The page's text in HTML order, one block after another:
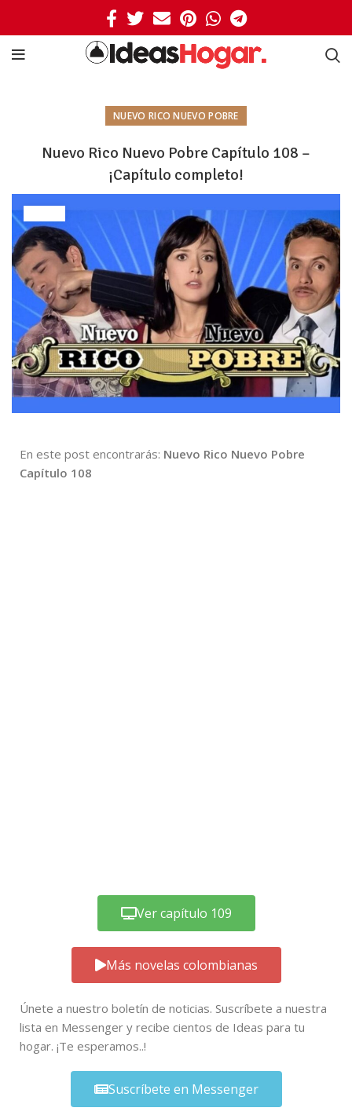
NUEVO RICO NUEVO POBRE
Nuevo Rico Nuevo Pobre Capítulo 108 –
¡Capítulo completo!
En este post encontrarás: Nuevo Rico Nuevo Pobre
Capítulo 108
Ver capítulo 109
Más novelas colombianas
Únete a nuestro boletín de noticias. Suscríbete a nuestra
lista en Messenger y recibe cientos de Ideas para tu
hogar. ¡Te esperamos..!
Suscríbete en Messenger